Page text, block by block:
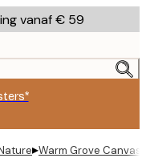
vanaf € 59
▸Warm Grove Canvas